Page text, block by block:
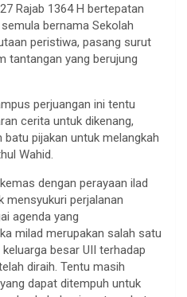
Rajab 1364 H bertepatan
bernama Sekolah
peristiwa, pasang surut
tantangan yang berujung
perjuangan ini tentu
cerita untuk dikenang,
batu pijakan untuk melangkah
Wahid.
dengan perayaan ilad
mensyukuri perjalanan
agenda yang
milad merupakan salah satu
besar UII terhadap
diraih. Tentu masih
dapat ditempuh untuk